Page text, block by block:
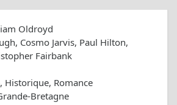
Oldroyd
Cosmo Jarvis, Paul Hilton,
Fairbank
Historique, Romance
Bretagne